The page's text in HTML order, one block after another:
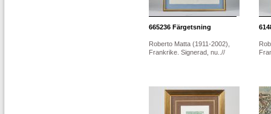
665236 Färgetsning
Roberto Matta (1911-2002),
Frankrike. Signerad, nu..//